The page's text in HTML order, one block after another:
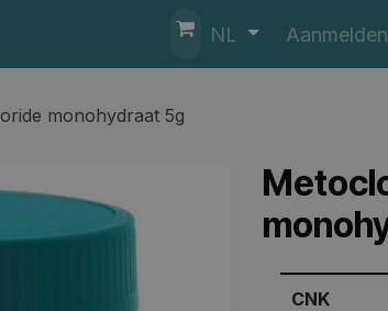
NL Aanmelden
monohydraat 5g
CNK